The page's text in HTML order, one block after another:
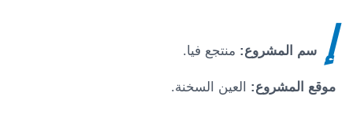
إ سم المشروع: منتجع فيا.
موقع المشروع: العين السخنة.